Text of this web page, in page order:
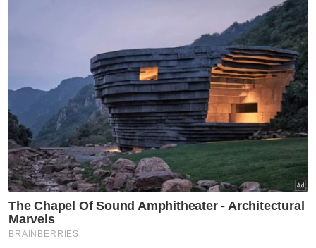
tindakan kalau ada 'sakau',
UMNO tidak bela salah laku -
Asyraf Wajdi